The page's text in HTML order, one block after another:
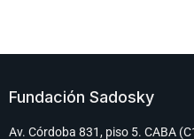
Fundación Sadosky
Av. Córdoba 831, piso 5. CABA